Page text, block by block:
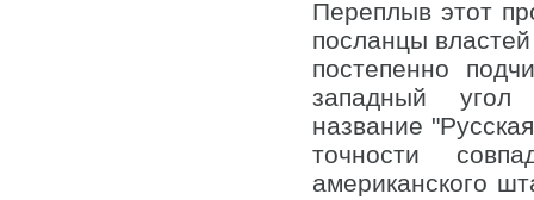
Переплыв этот
посланцы
постепенно
западный угол
название
точности
американского